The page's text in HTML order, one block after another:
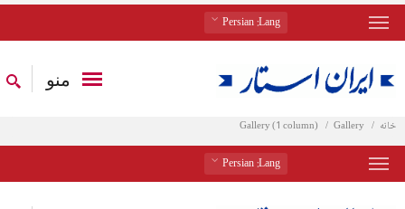
Lang
: Persian
منو
خانه Gallery
Gallery (1 column)
Lang
: Persian